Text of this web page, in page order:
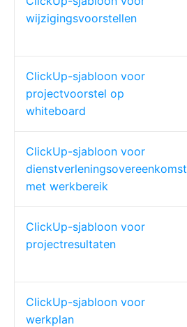
wijzigingsvoorstellen
ClickUp-sjabloon voor
projectvoorstel op
whiteboard
ClickUp-sjabloon voor
dienstverleningsovereenkomst
met werkbereik
ClickUp-sjabloon voor
projectresultaten
ClickUp-sjabloon voor
werkplan